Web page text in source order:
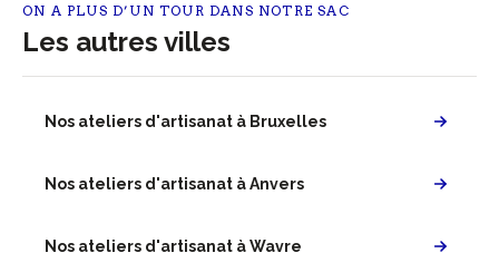
ON A PLUS D’UN TOUR DANS NOTRE SAC
Les autres villes
Nos ateliers d'artisanat à Bruxelles
Nos ateliers d'artisanat à Anvers
Nos ateliers d'artisanat à Wavre